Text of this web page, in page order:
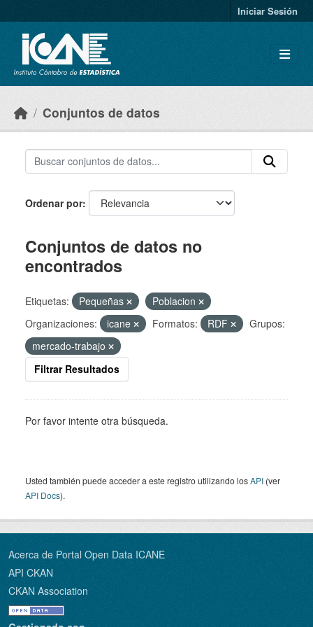
Iniciar Sesión
Conjuntos de datos
Ordenar por
Conjuntos de datos no
encontrados
Etiquetas: Pequeñas
Poblacion
Organizaciones:
icane Formatos: RDF
Grupos:
mercado-trabajo
Filtrar Resultados
Por favor intente otra búsqueda.
Usted también puede acceder a este registro utilizando losAPI (ver
API Docs).
Acerca de Portal Open Data ICANE
API CKAN
CKAN Association